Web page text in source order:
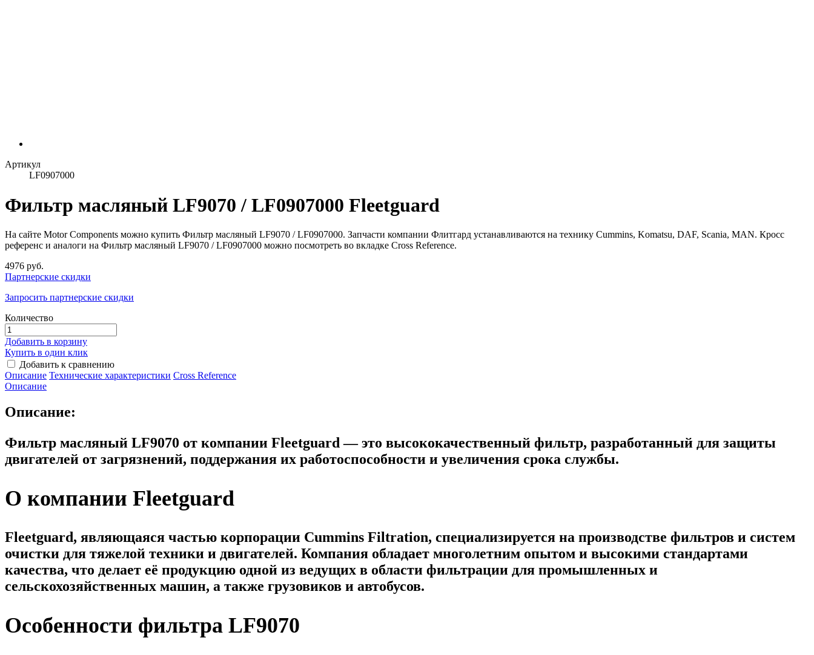
Артикул
LF0907000
Фильтр масляный LF9070 / LF0907000 Fleetguard
На сайте Motor Components можно купить Фильтр масляный LF9070 / LF0907000. Запчасти компании Флитгард устанавливаются на технику Cummins, Komatsu, DAF, Scania, MAN. Кросс
референс и аналоги на Фильтр масляный LF9070 / LF0907000 можно посмотреть во вкладке Cross Reference.
4976 руб.
Партнерские скидки
Запросить партнерские скидки
Количество
Добавить в корзину
Купить в один клик
Добавить к сравнению
Описание Технические характеристики Сross Reference
Описание
Описание:
Фильтр масляный LF9070 от компании Fleetguard — это высококачественный фильтр, разработанный для защиты
двигателей от загрязнений, поддержания их работоспособности и увеличения срока службы.
О компании Fleetguard
Fleetguard, являющаяся частью корпорации Cummins Filtration, специализируется на производстве фильтров и систем
очистки для тяжелой техники и двигателей. Компания обладает многолетним опытом и высокими стандартами
качества, что делает её продукцию одной из ведущих в области фильтрации для промышленных и
сельскохозяйственных машин, а также грузовиков и автобусов.
Особенности фильтра LF9070